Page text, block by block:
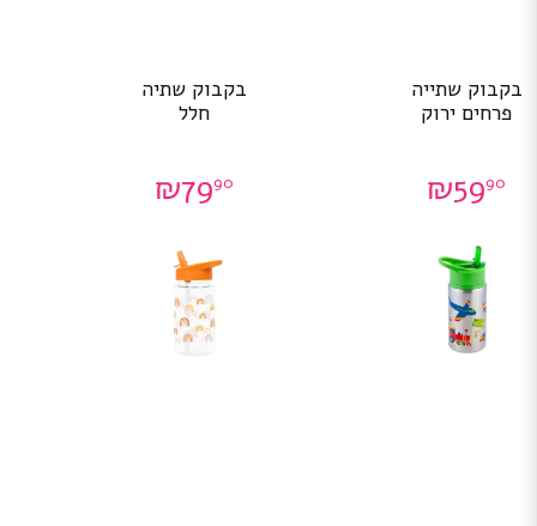
בקבוק שתייה
פרחים ירוק
₪5990
בקבוק שתיה
חלל
₪7990